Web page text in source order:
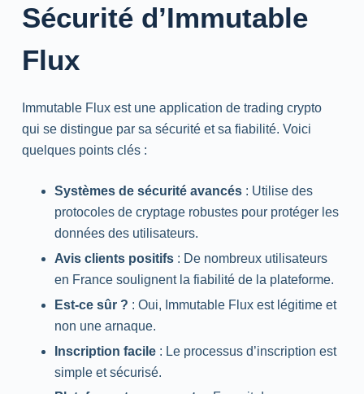
Sécurité d’Immutable
Flux
Immutable Flux est une application de trading crypto
qui se distingue par sa sécurité et sa fiabilité. Voici
quelques points clés :
Systèmes de sécurité avancés: Utilise des
protocoles de cryptage robustes pour protéger les
données des utilisateurs.
Avis clients positifs: De nombreux utilisateurs
en France soulignent la fiabilité de la plateforme.
Est-ce sûr ? : Oui, Immutable Flux est légitime et
non une arnaque.
Inscription facile: Le processus d’inscription est
simple et sécurisé.